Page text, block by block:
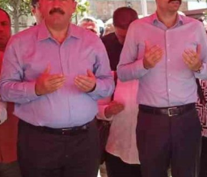
Güncel
Ünlü Oyuncu Ülkü Hilal
Çiftçi’nin Gerede
Bağlantısı Ortaya Çıktı